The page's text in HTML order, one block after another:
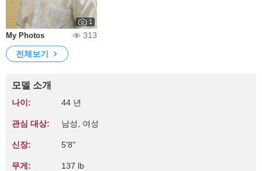
1
My Photos
313
전체보기
모델 소개
나이: 44 년
관심 대상: 남성, 여성
신장: 5'8"
무게: 137 lb